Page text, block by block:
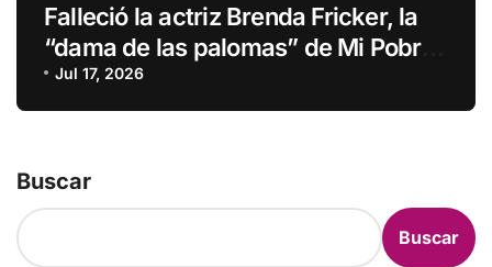
Falleció la actriz Brenda Fricker, la
“dama de las palomas” de Mi Pobre
Angelito 2
Jul 17, 2026
Buscar
Buscar